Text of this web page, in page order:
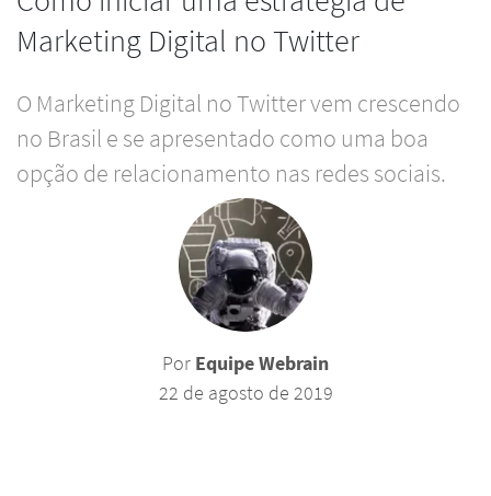
Marketing Digital no Twitter
O Marketing Digital no Twitter vem crescendo
no Brasil e se apresentado como uma boa
opção de relacionamento nas redes sociais.
Por Equipe Webrain
22 de agosto de 2019